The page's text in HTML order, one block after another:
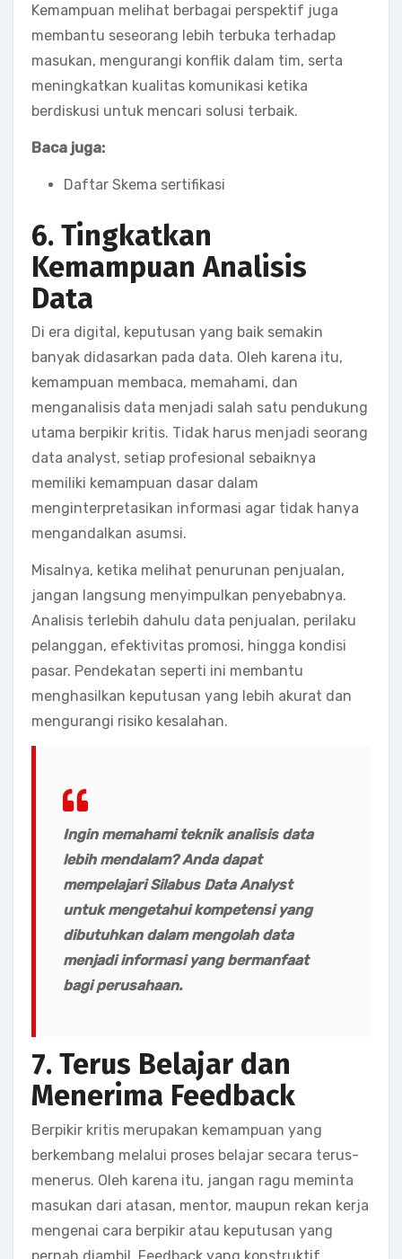
Kemampuan melihat berbagai perspektif juga
membantu seseorang lebih terbuka terhadap
masukan, mengurangi konflik dalam tim, serta
meningkatkan kualitas komunikasi ketika
berdiskusi untuk mencari solusi terbaik.
Baca juga:
Daftar Skema sertifikasi
6. Tingkatkan
Kemampuan Analisis
Data
Di era digital, keputusan yang baik semakin
banyak didasarkan pada data. Oleh karena itu,
kemampuan membaca, memahami, dan
menganalisis data menjadi salah satu pendukung
utama berpikir kritis. Tidak harus menjadi seorang
data analyst, setiap profesional sebaiknya
memiliki kemampuan dasar dalam
menginterpretasikan informasi agar tidak hanya
mengandalkan asumsi.
Misalnya, ketika melihat penurunan penjualan,
jangan langsung menyimpulkan penyebabnya.
Analisis terlebih dahulu data penjualan, perilaku
pelanggan, efektivitas promosi, hingga kondisi
pasar. Pendekatan seperti ini membantu
menghasilkan keputusan yang lebih akurat dan
mengurangi risiko kesalahan.
Ingin memahami teknik analisis data
lebih mendalam? Anda dapat
mempelajariSilabus Data Analyst
untuk mengetahui kompetensi yang
dibutuhkan dalam mengolah data
menjadi informasi yang bermanfaat
bagi perusahaan.
7. Terus Belajar dan
Menerima Feedback
Berpikir kritis merupakan kemampuan yang
berkembang melalui proses belajar secara terus-
menerus. Oleh karena itu, jangan ragu meminta
masukan dari atasan, mentor, maupun rekan kerja
mengenai cara berpikir atau keputusan yang
pernah diambil. Feedback yang konstruktif